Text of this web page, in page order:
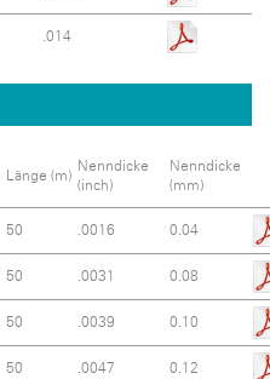
.014
Länge (m)
Nenndicke
(inch)
Nenndicke
(mm)
50 .0016 0.04
50 .0031 0.08
50 .0039 0.10
50 .0047 0.12